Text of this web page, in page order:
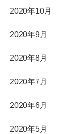
2020年10月
2020年9月
2020年8月
2020年7月
2020年6月
2020年5月